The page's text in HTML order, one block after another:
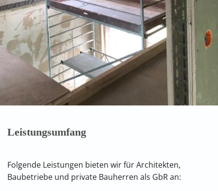
Leistungsumfang
Folgende Leistungen bieten wir für Architekten,
Baubetriebe und private Bauherren als GbR an: